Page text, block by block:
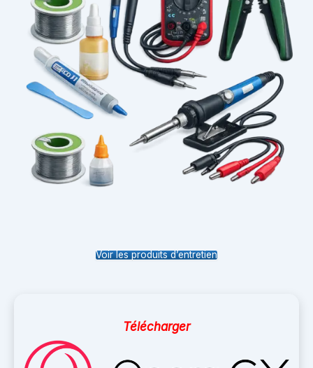
Voir les produits d’entretien
Télécharger